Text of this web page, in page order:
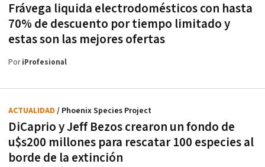
Frávega liquida electrodomésticos con hasta
70% de descuento por tiempo limitado y
estas son las mejores ofertas
PoriProfesional
DiCaprio y Jeff Bezos crearon un fondo de
u$s200 millones para rescatar 100 especies al
borde de la extinción
ACTUALIDAD / Phoenix Species Project